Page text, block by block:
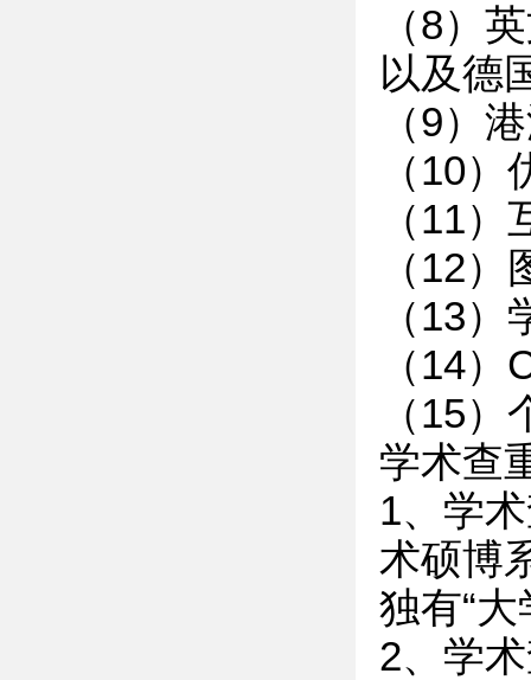
（8）
以及德
（9）
（10
（11
（12
（13
（14
（15
学术查
1、学
术硕博
独有“
2、学